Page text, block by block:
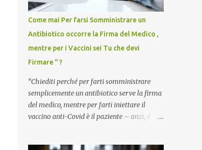
Come mai Per farsi Somministrare un
Antibiotico occorre la Firma del Medico ,
mentre per i Vaccini sei Tu che devi
Firmare ” ?
“Chiediti perché per farti somministrare
semplicemente un antibiotico serve la firma
del medico, mentre per farti iniettare il
vaccino anti-Covid è il paziente – anzi, il